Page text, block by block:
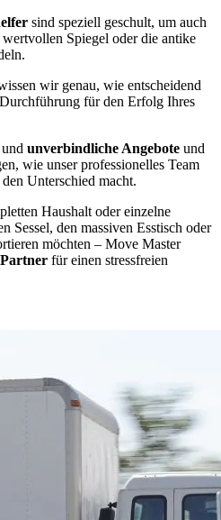
sind speziell geschult, um auch
Spiegel oder die antike
wir genau, wie entscheidend
für den Erfolg Ihres
unverbindliche Angebote und
wie unser professionelles Team
Unterschied macht.
Haushalt oder einzelne
Sessel, den massiven Esstisch oder
möchten – Move Master
für einen stressfreien